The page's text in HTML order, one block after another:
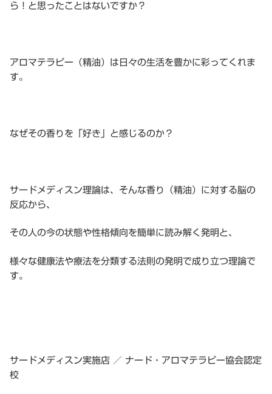
ら！と思ったことはないですか？
アロマテラピー（精油）は日々の生活を豊かに彩ってくれま
す。
なぜその香りを「好き」と感じるのか？
サードメディスン理論は、そんな香り（精油）に対する脳の
反応から、
その人の今の状態や性格傾向を簡単に読み解く発明と、
様々な健康法や療法を分類する法則の発明で成り立つ理論で
す。
サードメディスン実施店 ／ ナード・アロマテラピー協会認定
校